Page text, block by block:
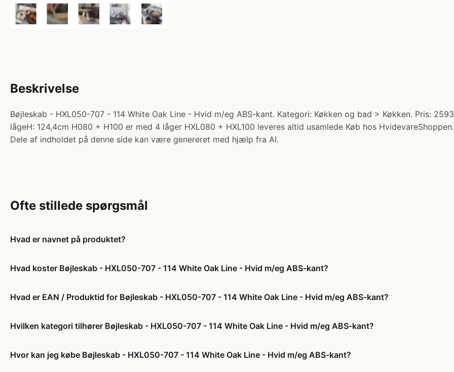
Beskrivelse
Bøjleskab - HXL050-707 - 114 White Oak Line - Hvid m/eg ABS-kant. Kategori: Køkken og bad > Køkken. Pris:
lågeH: 124,4cm H080 + H100 er med 4 låger HXL080 + HXL100 leveres altid usamlede Køb hos
Dele af indholdet på denne side kan være genereret med hjælp fra AI.
Ofte stillede spørgsmål
Hvad er navnet på produktet?
Hvad koster Bøjleskab - HXL050-707 - 114 White Oak Line - Hvid m/eg ABS-kant?
Hvad er EAN / Produktid for Bøjleskab - HXL050-707 - 114 White Oak Line - Hvid m/eg ABS-kant?
Hvilken kategori tilhører Bøjleskab - HXL050-707 - 114 White Oak Line - Hvid m/eg ABS-kant?
Hvor kan jeg købe Bøjleskab - HXL050-707 - 114 White Oak Line - Hvid m/eg ABS-kant?